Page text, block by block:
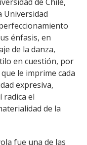
Universidad
énfasis, en
de la danza,
en cuestión, por
le imprime cada
expresiva,
radica el
de la
fue una de las